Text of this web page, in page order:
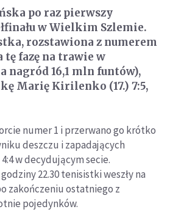
po raz pierwszy
w Wielkim Szlemie.
rozstawiona z numerem
tę fazę na trawie w
nagród 16,1 mln funtów),
Marię Kirilenko (17.) 7:5,
numer 1 i przerwano go krótko
deszczu i zapadających
w decydującym secie.
22.30 tenisistki weszły na
zakończeniu ostatniego z
pojedynków.